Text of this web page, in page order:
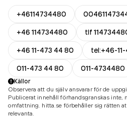
+46114734480
+46 114734480
tlf
+46 11-473 44 80
tel:+46-
011-473 44 80
011-4734480
Källor
Observera att du själv ansvarar för de
Publicerat innehåll förhandsgranskas inte,
omfattning. hitta.se förbehåller sig rätten
relevanta.